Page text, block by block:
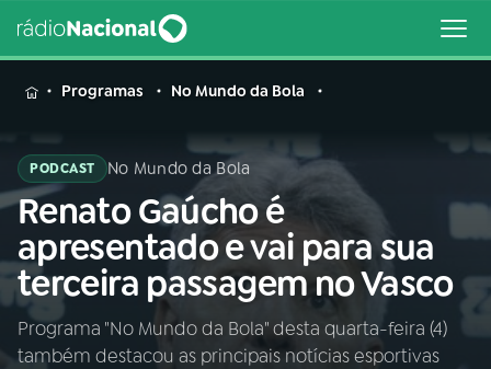
MENU
Buscar
na
Rádio
Nacional
Buscar
AO VIVO
Programas No Mundo da Bola
PODCAST No Mundo da Bola
Renato Gaúcho é
apresentado e vai para sua
terceira passagem no Vasco
Programa "No Mundo da Bola" desta quarta-feira (4)
também destacou as principais notícias esportivas